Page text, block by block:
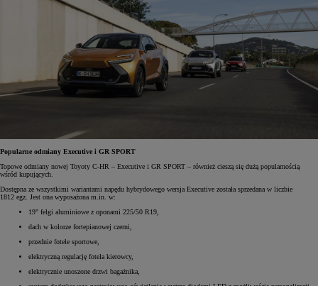
Popularne odmiany Executive i GR SPORT
Topowe odmiany nowej Toyoty C-HR – Executive i GR SPORT – również cieszą się dużą popularnością
wśród kupujących.
Dostępna ze wszystkimi wariantami napędu hybrydowego wersja Executive została sprzedana w liczbie
1812 egz. Jest ona wyposażona m.in. w:
19" felgi aluminiowe z oponami 225/50 R19,
dach w kolorze fortepianowej czerni,
przednie fotele sportowe,
elektryczną regulację fotela kierowcy,
elektrycznie unoszone drzwi bagażnika,